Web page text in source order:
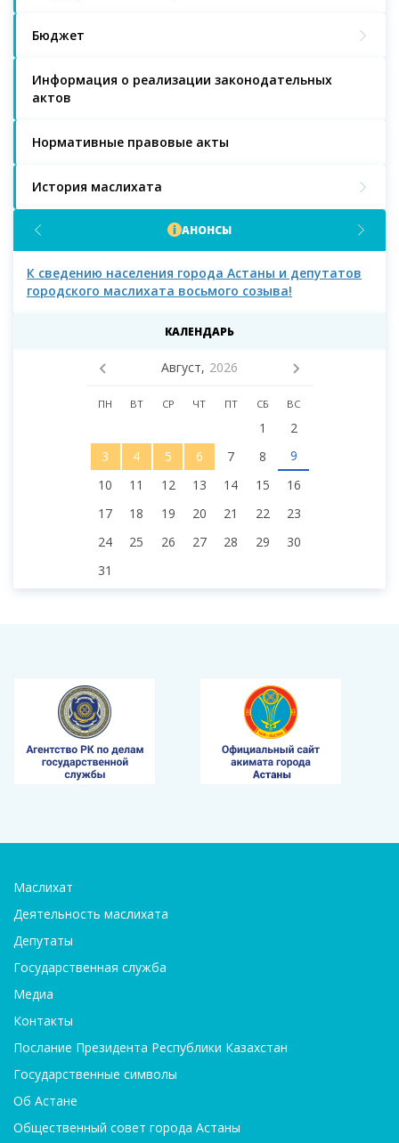
Бюджет
Информация о реализации законодательных
актов
Нормативные правовые акты
История маслихата
АНОНСЫ
К сведению населения города Астаны и депутатов
городского маслихата восьмого созыва!
КАЛЕНДАРЬ
Август, 2026
ПН ВТ СР ЧТ ПТ СБ ВС
1
2
3
4 5 6 7 8
9
10
11 12 13 14 15
16
17
18 19 20 21 22
23
24
25 26 27 28 29
30
31
Маслихат
Деятельность маслихата
Депутаты
Государственная служба
Медиа
Контакты
Послание Президента Республики Казахстан
Государственные символы
Об Астане
Общественный совет города Астаны